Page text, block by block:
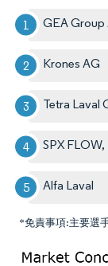
GEA
Krones AG
Tetra Laval
SPX FLOW,
Alfa Laval
*免責事項:主要選